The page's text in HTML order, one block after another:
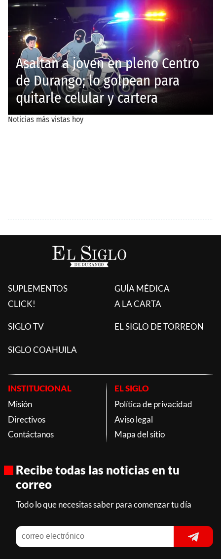
SUPLEMENTOS
CLICK!
GUÍA MÉDICA
A LA CARTA
SIGLO TV EL SIGLO DE TORREON
SIGLO COAHUILA
INSTITUCIONAL
Misión
Directivos
Contáctanos
EL SIGLO
Política de privacidad
Aviso legal
Mapa del sitio
Recibe todas las noticias en tu
correo
Todo lo que necesitas saber para comenzar tu día